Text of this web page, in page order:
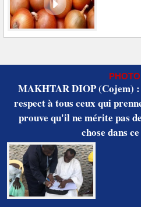
PHOTO
MAKHTAR DIOP (Cojem) :
respect à tous ceux qui
prouve qu'il ne mérite pas
chose dans